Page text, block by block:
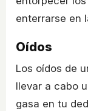
enterrarse en
Oídos
Los oídos de
llevar a cabo
gasa en tu